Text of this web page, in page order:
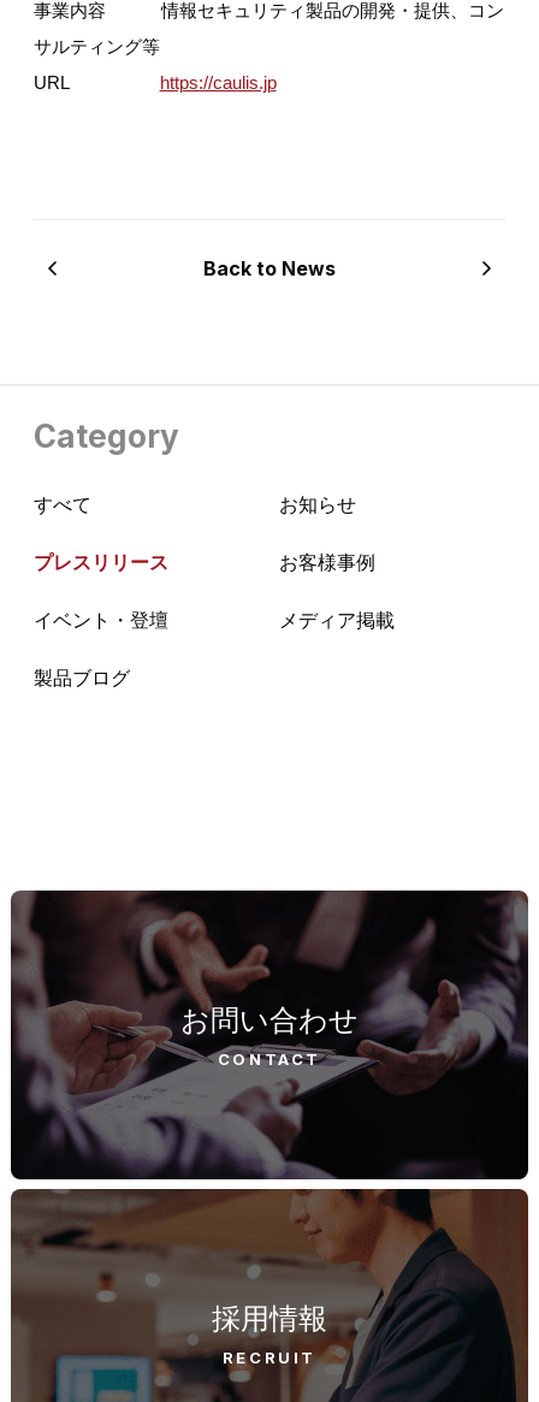
事業内容 情報セキュリティ製品の開発・提供、コン
サルティング等
URL https://caulis.jp
Back to News
Category
すべて お知らせ
プレスリリース お客様事例
イベント・登壇 メディア掲載
製品ブログ
お問い合わせ
CONTACT
採用情報
RECRUIT